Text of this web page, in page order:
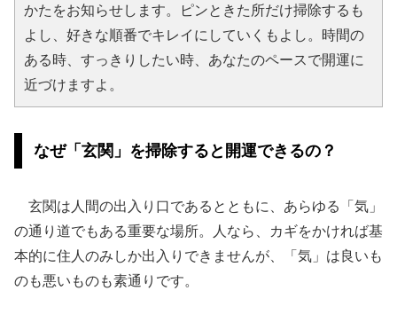
かたをお知らせします。ピンときた所だけ掃除するも
よし、好きな順番でキレイにしていくもよし。時間の
ある時、すっきりしたい時、あなたのペースで開運に
近づけますよ。
なぜ「玄関」を掃除すると開運できるの？
玄関は人間の出入り口であるとともに、あらゆる「気」
の通り道でもある重要な場所。人なら、カギをかければ基
本的に住人のみしか出入りできませんが、「気」は良いも
のも悪いものも素通りです。